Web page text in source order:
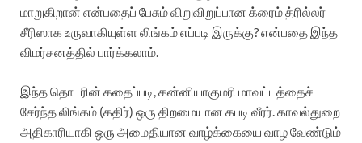
மாறுகிறான் என்பதைப் பேசும் விறுவிறுப்பான க்ரைம் த்ரில்லர்
சீரிஸாக உருவாகியுள்ள லிங்கம் எப்படி இருக்கு? என்பதை இந்த
விமர்சனத்தில் பார்க்கலாம்.
இந்த தொடரின் கதைப்படி, கன்னியாகுமரி மாவட்டத்தைச்
சேர்ந்த லிங்கம் (கதிர்) ஒரு திறமையான கபடி வீரர். காவல்துறை
அதிகாரியாகி ஒரு அமைதியான வாழ்க்கையை வாழ வேண்டும்